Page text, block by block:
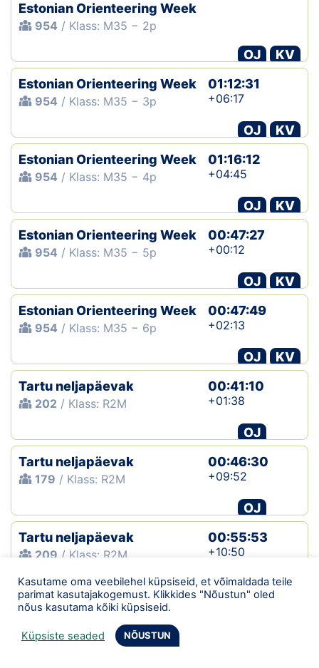
Estonian Orienteering Week
954 / Klass: M35 − 2p
OJ
KV
Estonian Orienteering Week
954 / Klass: M35 − 3p
01:12:31
+06:17
OJ
KV
Estonian Orienteering Week
954 / Klass: M35 − 4p
01:16:12
+04:45
OJ
KV
Estonian Orienteering Week
954 / Klass: M35 − 5p
00:47:27
+00:12
OJ
KV
Estonian Orienteering Week
954 / Klass: M35 − 6p
00:47:49
+02:13
OJ
KV
Tartu neljapäevak
202 / Klass: R2M
00:41:10
+01:38
OJ
Tartu neljapäevak
179 / Klass: R2M
00:46:30
+09:52
OJ
Tartu neljapäevak
209 / Klass: R2M
00:55:53
+10:50
OJ
Tartu neljapäevak
230/ Klass: R2M
Kasutame oma veebilehel küpsiseid, et võimaldada teile
parimat kasutajakogemust. Klikkides "Nõustun" oled
nõus kasutama kõiki küpsiseid.
Küpsiste seaded NÕUSTUN